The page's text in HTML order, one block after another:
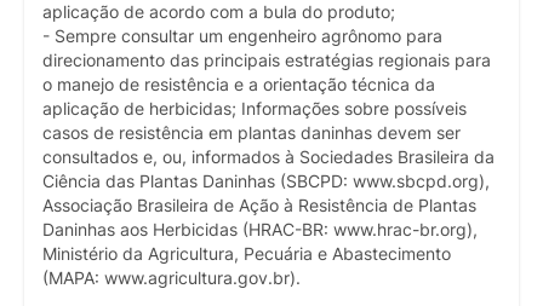
aplicação de acordo com a bula do produto;
- Sempre consultar um engenheiro agrônomo para
direcionamento das principais estratégias regionais para
o manejo de resistência e a orientação técnica da
aplicação de herbicidas; Informações sobre possíveis
casos de resistência em plantas daninhas devem ser
consultados e, ou, informados à Sociedades Brasileira da
Ciência das Plantas Daninhas (SBCPD: www.sbcpd.org),
Associação Brasileira de Ação à Resistência de Plantas
Daninhas aos Herbicidas (HRAC-BR: www.hrac-br.org),
Ministério da Agricultura, Pecuária e Abastecimento
(MAPA: www.agricultura.gov.br).